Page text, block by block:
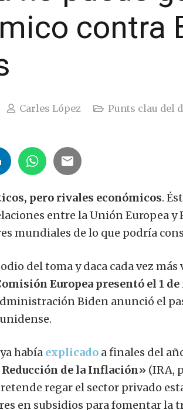
contra
Carles López Punts clau del
pero rivales económicos.
entre la Unión Europea y
mundiales de lo que podría
del toma y daca cada vez
Europea presentó el 1
Biden anunció el
había explicado a finales del
Reducción de la Inflación» (IRA,
regar el sector privado
en subsidios para fomentar la